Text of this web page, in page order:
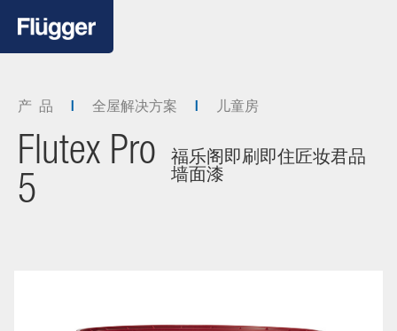
产 品 全屋解决方案 儿童房
Flutex Pro
5
福乐阁即刷即住匠妆君品
墙面漆